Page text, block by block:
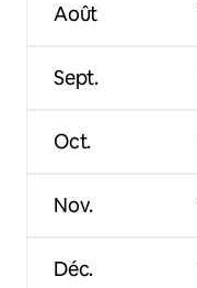
Août
Sept.
Oct.
Nov.
Déc.